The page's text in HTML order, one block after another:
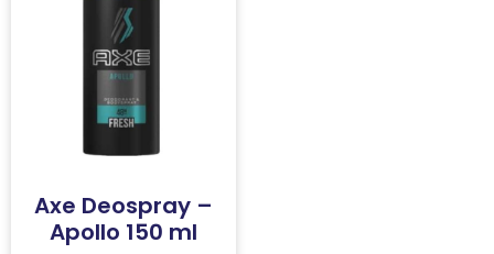
Axe Deospray –
Apollo 150 ml